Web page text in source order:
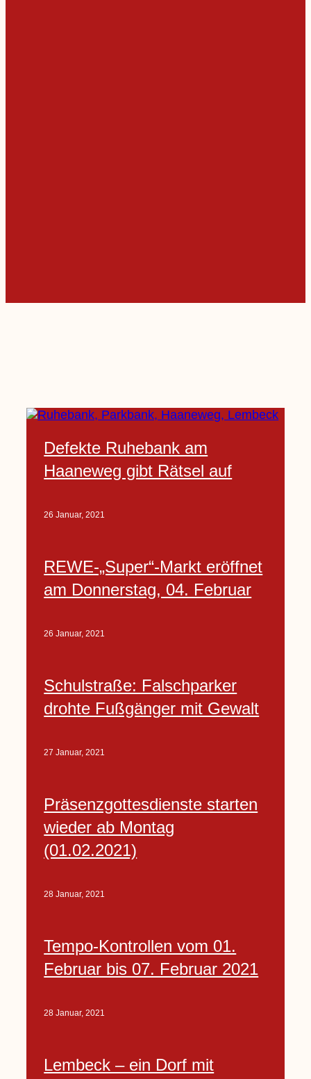
Defekte Ruhebank am
Haaneweg gibt Rätsel auf
26 Januar, 2021
REWE-„Super“-Markt eröffnet
am Donnerstag, 04. Februar
26 Januar, 2021
Schulstraße: Falschparker
drohte Fußgänger mit Gewalt
27 Januar, 2021
Präsenzgottesdienste starten
wieder ab Montag
(01.02.2021)
28 Januar, 2021
Tempo-Kontrollen vom 01.
Februar bis 07. Februar 2021
28 Januar, 2021
Lembeck – ein Dorf mit